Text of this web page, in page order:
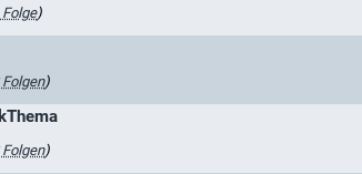
Folge)
Folgen)
Folgen)